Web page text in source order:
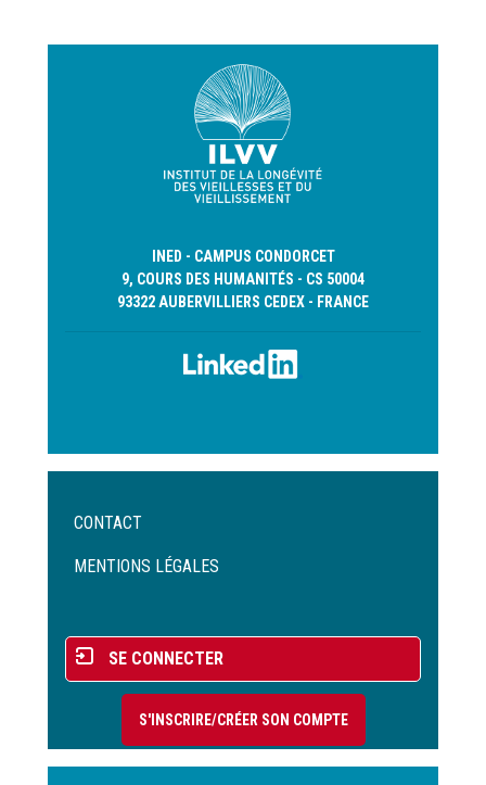
INED - CAMPUS CONDORCET
9, COURS DES HUMANITÉS - CS 50004
93322 AUBERVILLIERS CEDEX - FRANCE
Menu
de
CONTACT
MENTIONS LÉGALES
Menu
du
compte
l'utilisateur
SE CONNECTER
S'INSCRIRE/CRÉER SON COMPTE